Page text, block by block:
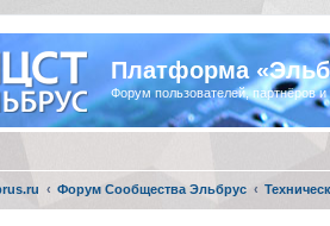
Платформа
Форум пользователей, партнёров и
Форум Сообщества Эльбрус